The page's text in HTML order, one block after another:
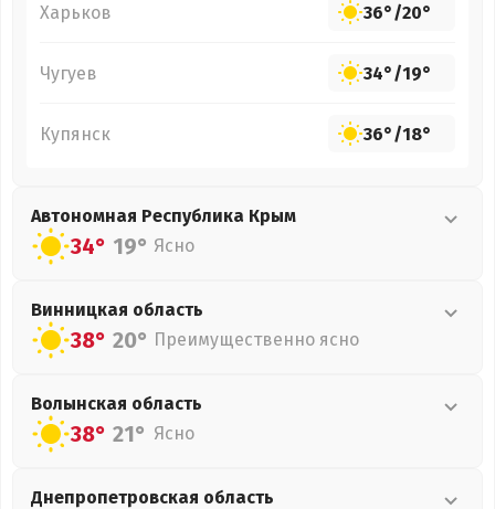
Харьков 36°/20°
Чугуев 34°/19°
Купянск 36°/18°
Автономная Республика Крым
34° 19° Ясно
Винницкая область
38° 20° Преимущественно ясно
Волынская область
38° 21° Ясно
Днепропетровская область